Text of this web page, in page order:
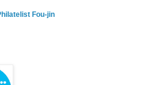
Fou-jin